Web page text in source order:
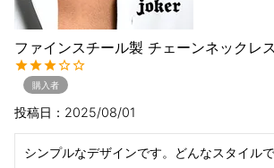
ファインスチール製 チェーンネックレス
購入者
投稿日 2025/08/01
シンプルなデザインです。どんなスタイル